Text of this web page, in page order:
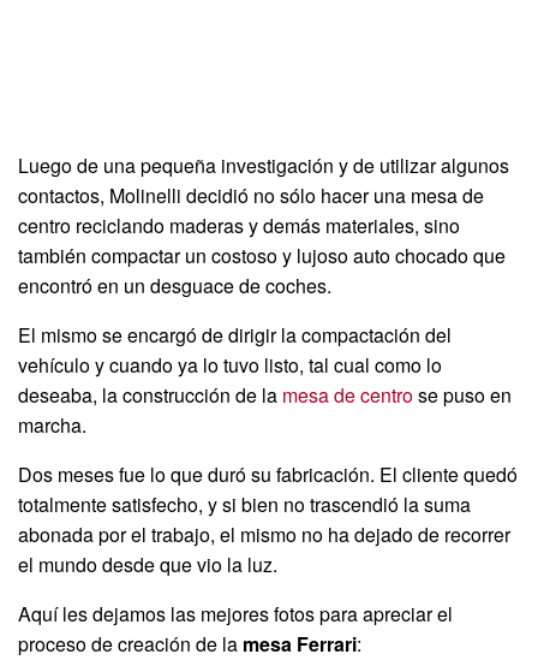
Luego de una pequeña investigación y de utilizar algunos
contactos, Molinelli decidió no sólo hacer una mesa de
centro reciclando maderas y demás materiales, sino
también compactar un costoso y lujoso auto chocado que
encontró en un desguace de coches.
El mismo se encargó de dirigir la compactación del
vehículo y cuando ya lo tuvo listo, tal cual como lo
deseaba, la construcción de la mesa de centro se puso en
marcha.
Dos meses fue lo que duró su fabricación. El cliente quedó
totalmente satisfecho, y si bien no trascendió la suma
abonada por el trabajo, el mismo no ha dejado de recorrer
el mundo desde que vio la luz.
Aquí les dejamos las mejores fotos para apreciar el
proceso de creación de la mesa Ferrari: